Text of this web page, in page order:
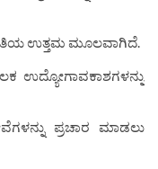
ಉತ್ತಮ ಮೂಲವಾಗಿದೆ.
ಉದ್ಯೋಗಾವಕಾಶಗಳನ್ನು
ಪ್ರಚಾರ ಮಾಡಲು